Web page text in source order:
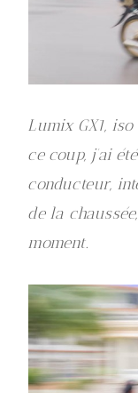
Lumix GX1,
ce coup, j’ai
conducteur,
de la
moment.